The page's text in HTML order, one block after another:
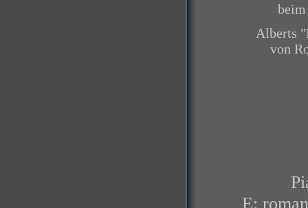
Alberts
von
E: